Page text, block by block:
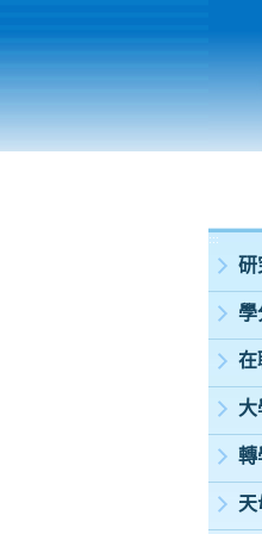
:::
研
學
在
大
轉
天